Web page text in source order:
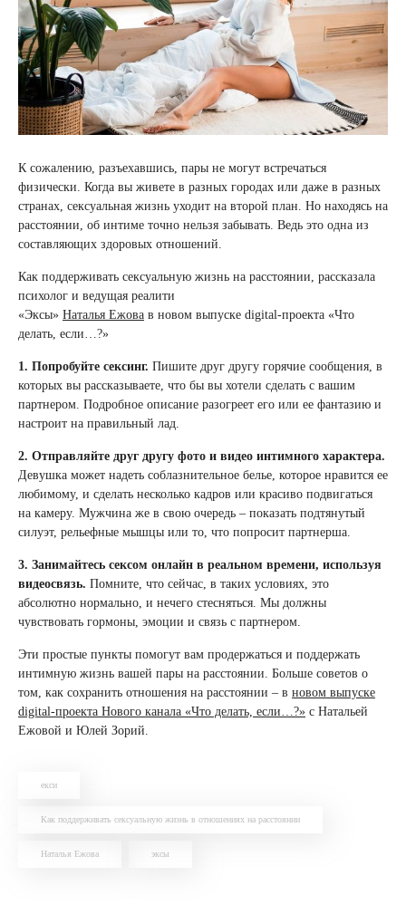
К сожалению, разъехавшись, пары не могут встречаться
физически. Когда вы живете в разных городах или даже в разных
странах, сексуальная жизнь уходит на второй план. Но находясь на
расстоянии, об интиме точно нельзя забывать. Ведь это одна из
составляющих здоровых отношений.
Как поддерживать сексуальную жизнь на расстоянии, рассказала
психолог и ведущая реалити
«Эксы» Наталья Ежова в новом выпуске digital-проекта «Что
делать, если…?»
1. Попробуйте сексинг. Пишите друг другу горячие сообщения, в
которых вы рассказываете, что бы вы хотели сделать с вашим
партнером. Подробное описание разогреет его или ее фантазию и
настроит на правильный лад.
2. Отправляйте друг другу фото и видео интимного характера.
Девушка может надеть соблазнительное белье, которое нравится ее
любимому, и сделать несколько кадров или красиво подвигаться
на камеру. Мужчина же в свою очередь – показать подтянутый
силуэт, рельефные мышцы или то, что попросит партнерша.
3. Занимайтесь сексом онлайн в реальном времени, используя
видеосвязь. Помните, что сейчас, в таких условиях, это
абсолютно нормально, и нечего стесняться. Мы должны
чувствовать гормоны, эмоции и связь с партнером.
Эти простые пункты помогут вам продержаться и поддержать
интимную жизнь вашей пары на расстоянии. Больше советов о
том, как сохранить отношения на расстоянии – в новом выпуске
digital-проекта Нового канала «Что делать, если…?» с Натальей
Ежовой и Юлей Зорий.
екси
Как поддерживать сексуальную жизнь в отношениях на расстоянии
Наталья Ежова эксы